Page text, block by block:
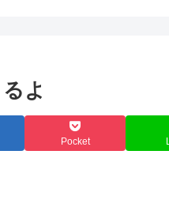
よ
Pocket